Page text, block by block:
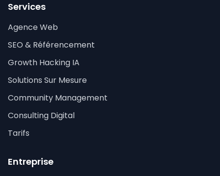
Services
Agence Web
SEO & Référencement
Growth Hacking IA
Solutions Sur Mesure
Community Management
Consulting Digital
Tarifs
Entreprise